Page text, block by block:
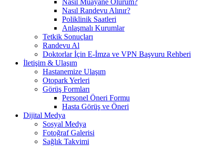
Nasıl Randevu Alınır?
Poliklinik Saatleri
Anlaşmalı Kurumlar
Tetkik Sonuçları
Randevu Al
Doktorlar İçin E-İmza ve VPN Başvuru Rehberi
İletişim & Ulaşım
Hastanemize Ulaşım
Otopark Yerleri
Görüş Formları
Personel Öneri Formu
Hasta Görüş ve Öneri
Dijital Medya
Sosyal Medya
Fotoğraf Galerisi
Sağlık Takvimi